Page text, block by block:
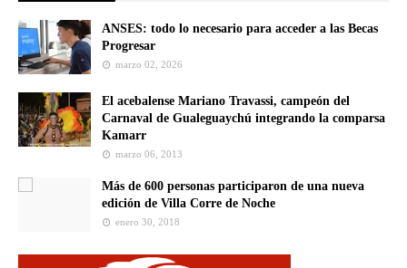
ANSES: todo lo necesario para acceder a las Becas
Progresar
marzo 02, 2026
El acebalense Mariano Travassi, campeón del
Carnaval de Gualeguaychú integrando la comparsa
Kamarr
marzo 06, 2013
Más de 600 personas participaron de una nueva
edición de Villa Corre de Noche
enero 30, 2018